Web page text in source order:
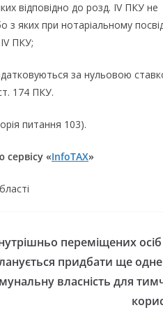
відповідно до розд. IV ПКУ не
яких при нотаріальному
ПКУ;
за нульовою
174 ПКУ.
питання 103).
«InfoTAX»
переміщених
придбати ще
власність для
НОВИНИ
Фахівці